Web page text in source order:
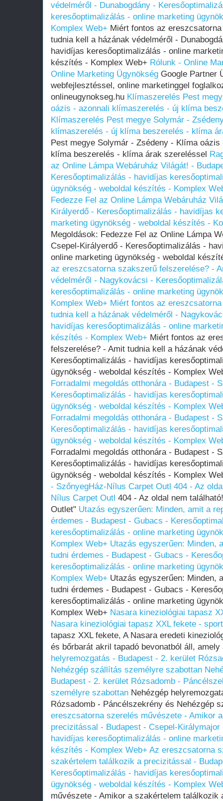
védelméről - Dunabogdány -
keresőoptimalizálás - online marketing
Komplex Web+ Miért fontos az
tudnia kell a házának védelméről -
havidíjas keresőoptimalizálás - online
készítés - Komplex Web+ Rólunk - Online
Online Marketing Ügynökség Google Partner
webfejlesztéssel, online marketinggel
onlineugynokseg.hu Klímaszerelés Pest
oázis - azonnali klímaszerelés - új klíma
Klímaszerelés Pest megye Solymár -
klímaszerelés - új klíma beszerelés - klíma
Pest megye Solymár - Zsédeny - Klíma
klíma beszerelés - klíma árak szereléssel
az Online Lámpa Webáruház Világát! -
Keresőoptimalizálás - havidíjas
ügynökség - weboldal készítés - Komplex
Fedezze Fel az Online Lámpa Webáruház
Királyerdő - Keresőoptimalizálás - havidíjas
marketing ügynökség - weboldal készítés -
Megoldások: Fedezze Fel az Online Lámpa
Csepel-Királyerdő - Keresőoptimalizálás -
online marketing ügynökség - weboldal
az ereszcsatorna szakszerű felszerelése? -
védelméről - Nagykovácsi -
keresőoptimalizálás - online marketing
Komplex Web+ Miért fontos az
tudnia kell a házának védelméről -
havidíjas keresőoptimalizálás - online
készítés - Komplex Web+ Miért fontos az
felszerelése? - Amit tudnia kell a házának
Keresőoptimalizálás - havidíjas
ügynökség - weboldal készítés - Komplex
Forradalmi megoldás otthonára - Budapest -
Keresőoptimalizálás - havidíjas
ügynökség - weboldal készítés - Komplex
Forradalmi megoldás otthonára - Budapest -
Keresőoptimalizálás - havidíjas
ügynökség - weboldal készítés - Komplex
Forradalmi megoldás otthonára - Budapest -
Keresőoptimalizálás - havidíjas
ügynökség - weboldal készítés - Komplex
- SzőnyegHáz-Nílus Carpet Outl 404 - Az
Nílus Carpet Outl 404 - Az oldal nem
Outlet" Utazás egyszerűen: Minden, amit a
érdemes - Budapest - Gubacs -
keresőoptimalizálás - online marketing
Komplex Web+ Utazás egyszerűen: Minden,
tudni érdemes - Budapest - Gubacs -
keresőoptimalizálás - online marketing
Komplex Web+ Utazás egyszerűen: Minden,
tudni érdemes - Budapest - Gubacs -
keresőoptimalizálás - online marketing
Komplex Web+ Nasara kineziológiai tapasz
Nasara kineziológiai tapasz XXL fekete -
tapasz XXL fekete, A Nasara eredeti
és bőrbarát akril tapadó bevonatból áll,
helyremozgatás - Budapest - 2. kerület
Nehézgép szállítás személyre szabottan
Budapest - 2. kerület Rózsadomb -
személyre szabottan Nehézgép
Rózsadomb - Páncélszekrény és Nehézgép
ereszcsatorna szerelés művészete - Amikor
precizitással - Budapest - Csepel-
havidíjas keresőoptimalizálás - online
készítés - Komplex Web+ Az ereszcsatorna
szakértelem találkozik a precizitással -
Keresőoptimalizálás - havidíjas
ügynökség - weboldal készítés - Komplex
művészete - Amikor a szakértelem találkozik